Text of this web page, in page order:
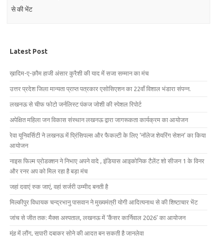
से की भेंट
Latest Post
ख़ादिम-ए-क़ौम हाजी अंसार कुरैशी की याद में सजा सम्मान का मंच
उत्तर प्रदेश जिला मान्यता प्राप्त पत्रकार एसोसिएशन का 22वाँ विशाल भंडारा संपन्न.
लखनऊ से चीफ फोटो जर्नलिस्ट पंकज जोशी की स्पेशल रिपोर्ट
अपेक्षित महिला जन विकास संस्थान लखनऊ द्वारा जागरूकता कार्यक्रम का आयोजन
रेवा यूनिवर्सिटी ने लखनऊ में प्रिंसिपल्स और फैकल्टी के लिए ‘नॉलेज शेयरिंग सेशन’ का किया
आयोजन
नाइस फिल्म प्रोडक्शन ने निभाए अपने वादे , इंडियास आइकोनिक टैलेंट शो सीजन 1 के विनर
और रनर अप को मिल रहा है बड़ा मंच
जहां दवाएं रुक जाएं, वहां सर्जरी उम्मीद बनती है
मिल्कीपुर विधायक चन्द्रभानु पासवान ने मुख्यमंत्री योगी आदित्यनाथ से की शिष्टाचार भेंट
जांच से जीत तक: मैक्स अस्पताल, लखनऊ में ‘कैंसर कार्निवाल 2026’ का आयोजन
मुंह में लौंग, सुपारी दबाकर सोने की आदत बन सकती है जानलेवा